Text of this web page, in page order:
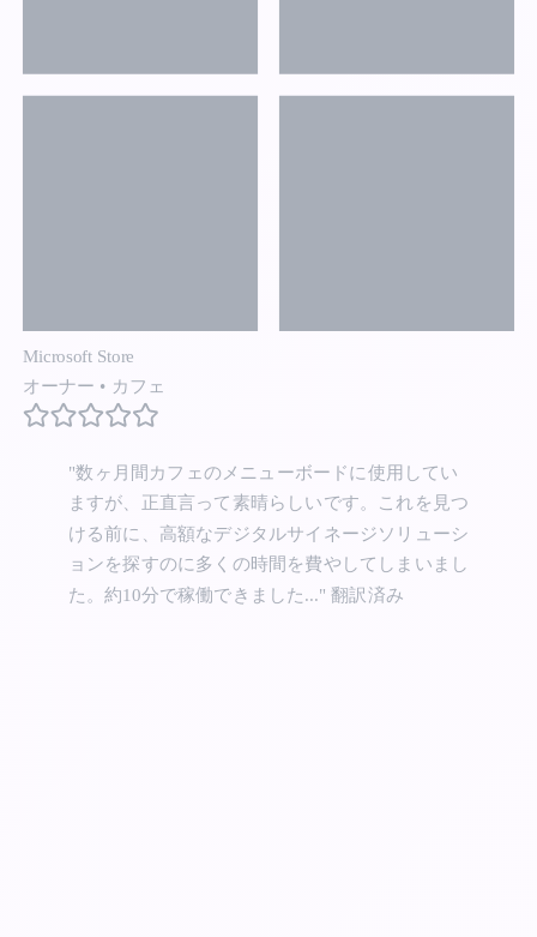
Microsoft Store
オーナー • カフェ
"数ヶ月間カフェのメニューボードに使用してい
ますが、正直言って素晴らしいです。これを見つ
ける前に、高額なデジタルサイネージソリューシ
ョンを探すのに多くの時間を費やしてしまいまし
た。約10分で稼働できました..." 翻訳済み